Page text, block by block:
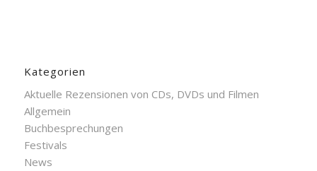
Kategorien
Aktuelle Rezensionen von CDs, DVDs und Filmen
Allgemein
Buchbesprechungen
Festivals
News